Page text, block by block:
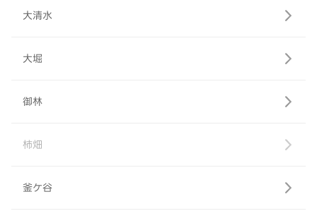
大清水
大堀
御林
柿畑
釜ケ谷